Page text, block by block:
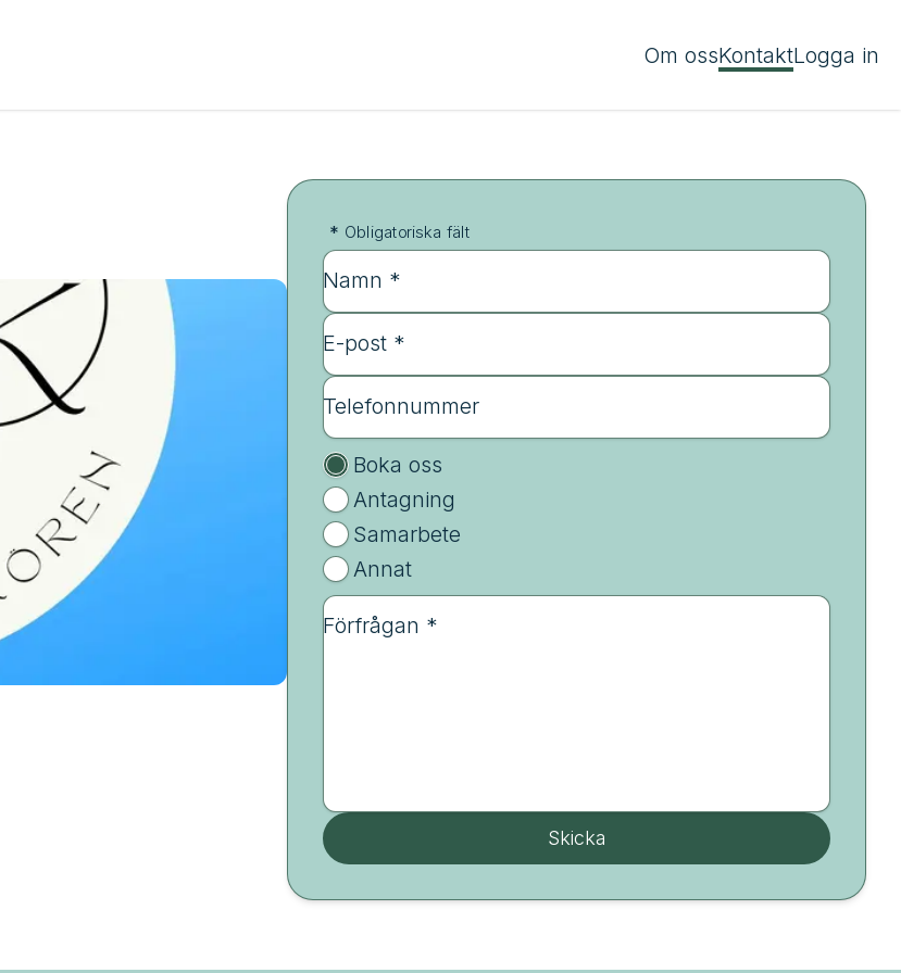
Om ossKontaktLogga in
* Obligatoriska fält
Namn *
E-post *
Telefonnummer
Boka oss
Antagning
Samarbete
Annat
Förfrågan *
Skicka